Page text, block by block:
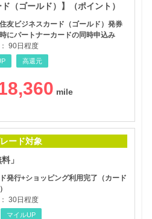
（ゴールド）】（ポイント）
友ビジネスカード（ゴールド）発券
にパートナーカードの同時申込み
90日程度
高還元
ード対象
」
発行+ショッピング利用完了（カード
30日程度
マイルUP